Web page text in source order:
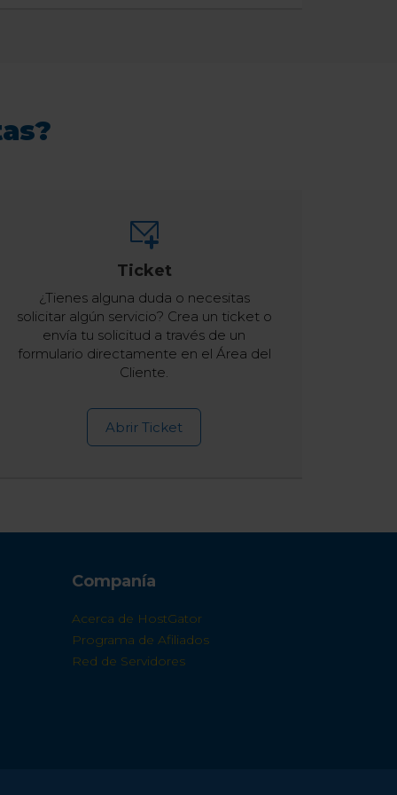
Ticket
¿Tienes alguna duda o necesitas
solicitar algún servicio? Crea un ticket o
envía tu solicitud a través de un
formulario directamente en el Área del
Cliente.
Abrir Ticket
Companía
Acerca de HostGator
Programa de Afiliados
Red de Servidores